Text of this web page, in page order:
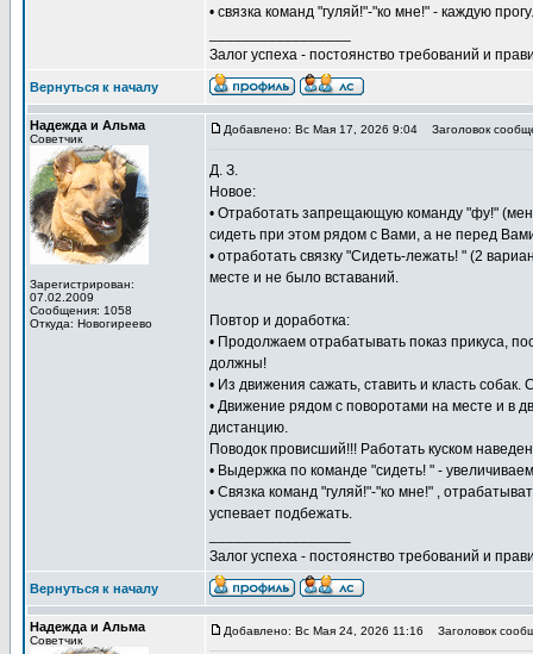
• связка команд "гуляй!"-"ко мне!" - каждую
Залог успеха - постоянство требований и
Вернуться к началу
Надежда и Альма
Советчик
Зарегистрирован:
07.02.2009
Сообщения: 1058
Откуда: Новогиреево
Добавлено: Вс Мая 17, 2026 9:04 Заголовок
Д. З.
Новое:
• Отработать запрещающую команду "фу!"
сидеть при этом рядом с Вами, а не перед
• отработать связку "Сидеть-лежать! " (2
месте и не было вставаний.
Повтор и доработка:
• Продолжаем отрабатывать показ прикуса,
должны!
• Из движения сажать, ставить и класть
• Движение рядом с поворотами на месте и в
дистанцию.
Поводок провисший!!! Работать куском
• Выдержка по команде "сидеть! " -
• Связка команд "гуляй!"-"ко мне!" ,
успевает подбежать.
Залог успеха - постоянство требований и
Вернуться к началу
Надежда и Альма
Советчик
Добавлено: Вс Мая 24, 2026 11:16 Заголовок